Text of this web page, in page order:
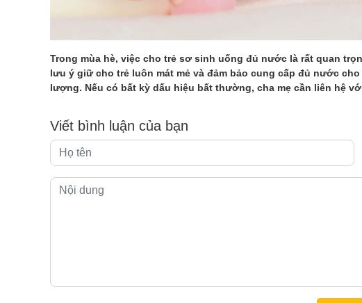
Trong mùa hè, việc cho trẻ sơ sinh uống đủ nước là rất quan
lưu ý giữ cho trẻ luôn mát mẻ và đảm bảo cung cấp đủ nước
lượng. Nếu có bất kỳ dấu hiệu bất thường, cha mẹ cần liên hệ
Viết bình luận của bạn